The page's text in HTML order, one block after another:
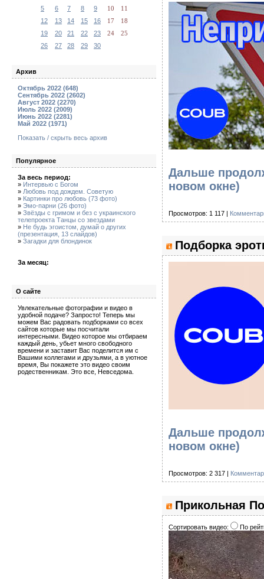
5
6 7 8 9 10
11
12
13 14 15 16 17
18
19
20 21 22 23 24
25
26
27 28 29 30
Архив
Октябрь 2022 (648)
Сентябрь 2022 (2602)
Август 2022 (2270)
Июль 2022 (2009)
Июнь 2022 (2281)
Май 2022 (1971)
Показать / скрыть весь архив
Популярное
За весь период:
» Интервью с Богом
» Любовь под дождем. Советую
» Картинки про любовь (73 фото)
» Эмо-парни (26 фото)
» Звёзды с гримом и без с украинского
телепроекта Танцы со звездами
» Не будь эгоистом, думай о других
(презентация, 13 слайдов)
» Загадки для блондинок
За месяц:
О сайте
Увлекательные фотографии и видео в
удобной подаче? Запросто! Теперь мы
можем Вас радовать подборками со всех
сайтов которые мы посчитали
интересными. Видео которое мы отбираем
каждый день, убьет много свободного
времени и заставит Вас поделится им с
Вашими коллегами и друзьями, а в уютное
время, Вы покажете это видео своим
родественникам. Это все, Невседома.
Дальше
новом окне)
Просмотров: 1 117 |
Подборка
Дальше
новом окне)
Просмотров: 2 317 |
Прикольная
Сортировать видео: По